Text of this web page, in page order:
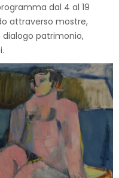
dal 4 al 19
attraverso mostre,
patrimonio,